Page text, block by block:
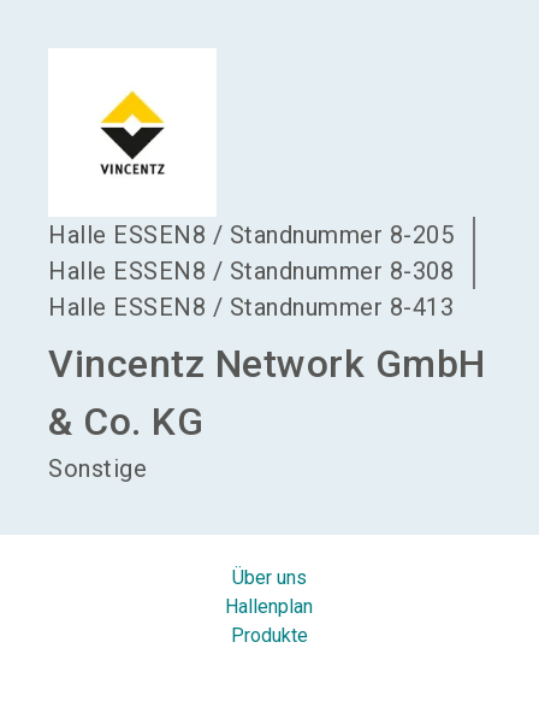
Halle ESSEN8 / Standnummer 8-205
Halle ESSEN8 / Standnummer 8-308
Halle ESSEN8 / Standnummer 8-413
Vincentz Network GmbH
& Co. KG
Sonstige
Über uns
Hallenplan
Produkte